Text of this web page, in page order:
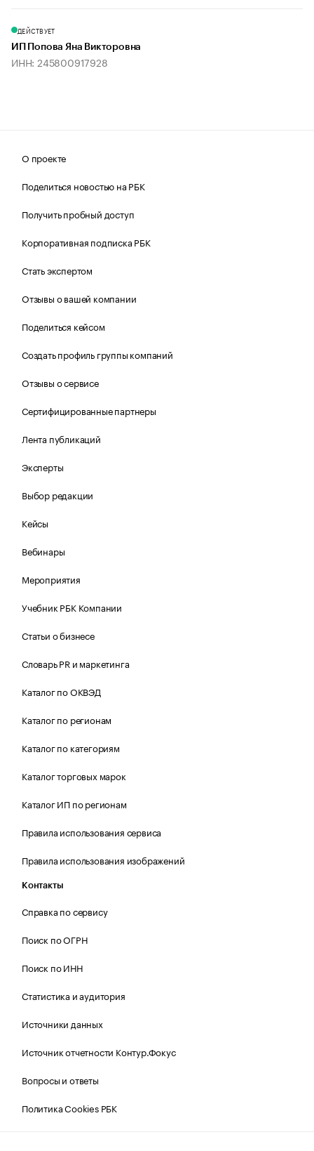
ДЕЙСТВУЕТ
ИП Попова Яна Викторовна
ИНН: 245800917928
О проекте
Поделиться новостью на РБК
Получить пробный доступ
Корпоративная подписка РБК
Стать экспертом
Отзывы о вашей компании
Поделиться кейсом
Создать профиль группы компаний
Отзывы о сервисе
Сертифицированные партнеры
Лента публикаций
Эксперты
Выбор редакции
Кейсы
Вебинары
Мероприятия
Учебник РБК Компании
Статьи о бизнесе
Словарь PR и маркетинга
Каталог по ОКВЭД
Каталог по регионам
Каталог по категориям
Каталог торговых марок
Каталог ИП по регионам
Правила использования сервиса
Правила использования изображений
Контакты
Справка по сервису
Поиск по ОГРН
Поиск по ИНН
Статистика и аудитория
Источники данных
Источник отчетности Контур.Фокус
Вопросы и ответы
Политика Cookies РБК